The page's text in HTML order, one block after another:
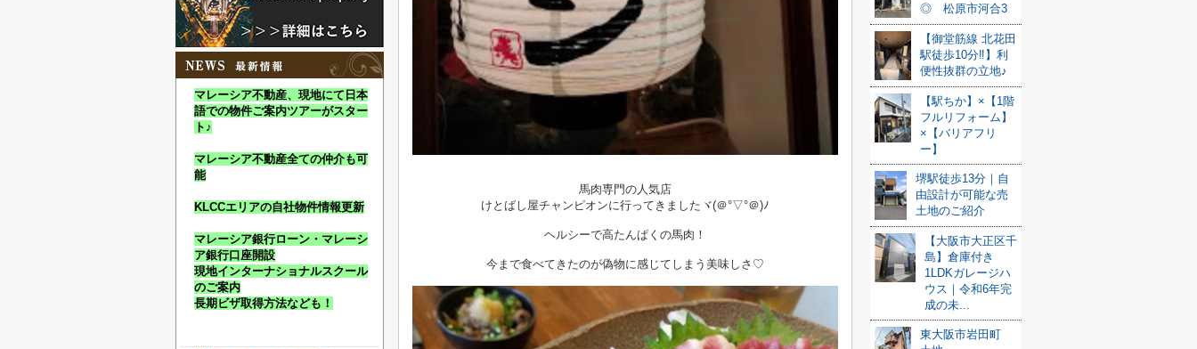
馬肉専門の人気店
けとばし屋チャンピオンに行ってきましたヾ(＠°▽°＠)ﾉ
ヘルシーで高たんぱくの馬肉！
今まで食べてきたのが偽物に感じてしまう美味しさ♡
◎ 松原市河合3
【御堂筋線 北花田
駅徒歩10分‼】利
便性抜群の立地♪
【駅ちか】×【1階
フルリフォーム】
×【バリアフリ
ー】
堺駅徒歩13分｜自
由設計が可能な売
土地のご紹介
【大阪市大正区千
島】倉庫付き
1LDKガレージハ
ウス｜令和6年完
成の未...
東大阪市岩田町
マレーシア不動産、現地にて日本
語での物件ご案内ツアーがスター
ト♪
マレーシア不動産全ての仲介も可
能
KLCCエリアの自社物件情報更新
マレーシア銀行ローン・マレーシ
ア銀行口座開設
現地インターナショナルスクール
のご案内
長期ビザ取得方法なども！